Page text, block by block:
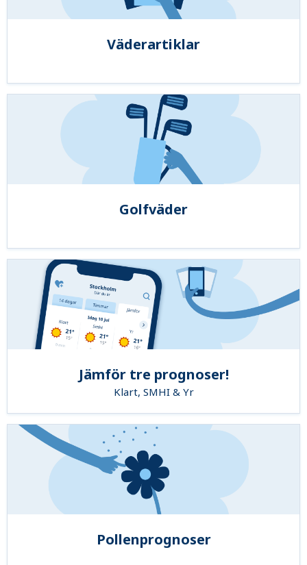
Väderartiklar
Golfväder
Jämför tre prognoser!
Klart, SMHI & Yr
Pollenprognoser